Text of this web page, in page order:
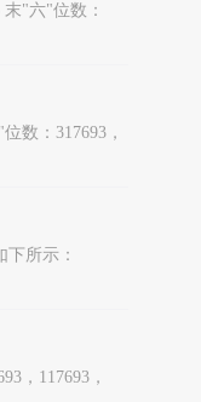
"六"位数：
数：317693，
所示：
，117693，